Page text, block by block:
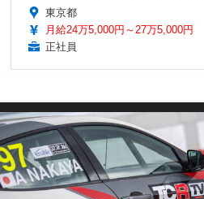
東京都
月給24万5,000円～27万5,000円
正社員